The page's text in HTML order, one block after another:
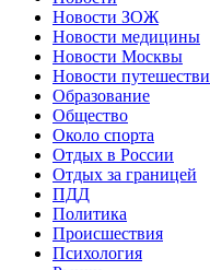
Новости ЗОЖ
Новости медицины
Новости Москвы
Новости
Образование
Общество
Около спорта
Отдых в России
Отдых за границей
ПДД
Политика
Происшествия
Психология